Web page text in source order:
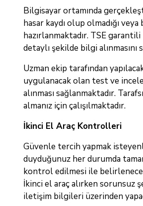
Bilgisayar ortamında
hasar kaydı olup olmadığı
hazırlanmaktadır. TSE
detaylı şekilde bilgi alınmasını
Uzman ekip tarafından
uygulanacak olan test ve
alınması sağlanmaktadır.
almanız için çalışılmaktadır.
İkinci El Araç Kontrolleri
Güvenle tercih yapmak
duyduğunuz her durumda
kontrol edilmesi ile
İkinci el araç alırken sorunsuz
iletişim bilgileri üzerinden